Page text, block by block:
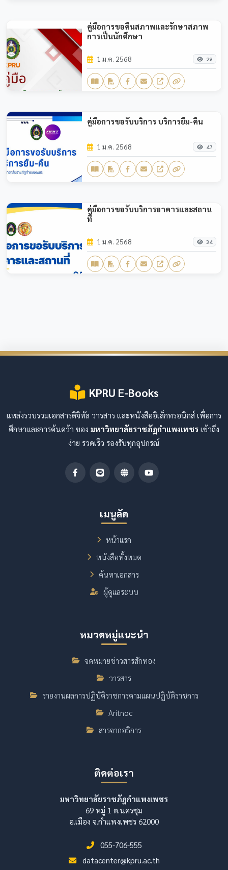
คู่มือการขอคืนสภาพและรักษาสภาพ
การเป็นนักศึกษา
1 ม.ค. 2568 29
คู่มือการขอรับบริการ บริการยืม-คืน
1 ม.ค. 2568 47
คู่มือการขอรับบริการอาคารและสถาน
ที่
1 ม.ค. 2568 34
KPRU E-Books
แหล่งรวบรวมเอกสารดิจิทัล วารสาร และหนังสืออิเล็กทรอนิกส์ เพื่อการ
ศึกษาและการค้นคว้า ของ มหาวิทยาลัยราชภัฏกำแพงเพชร เข้าถึง
ง่าย รวดเร็ว รองรับทุกอุปกรณ์
เมนูลัด
หน้าแรก
หนังสือทั้งหมด
ค้นหาเอกสาร
ผู้ดูแลระบบ
หมวดหมู่แนะนำ
จดหมายข่าวสารสักทอง
วารสาร
รายงานผลการปฏิบัติราชการตามแผนปฏิบัติราชการ
Aritnoc
สารจากอธิการ
ติดต่อเรา
มหาวิทยาลัยราชภัฏกำแพงเพชร
69 หมู่ 1 ต.นครชุม
อ.เมือง จ.กำแพงเพชร 62000
055-706-555
datacenter@kpru.ac.th